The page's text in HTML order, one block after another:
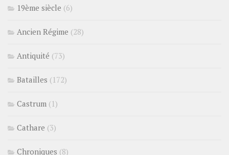
19ème siècle (6)
Ancien Régime (28)
Antiquité (73)
Batailles (172)
Castrum (1)
Cathare (3)
Chroniques (8)